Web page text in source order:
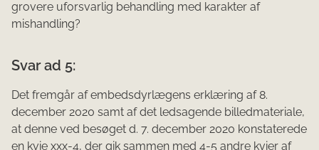
grovere uforsvarlig behandling med karakter af
mishandling?
Svar ad 5:
Det fremgår af embedsdyrlægens erklæring af 8.
december 2020 samt af det ledsagende billedmateriale,
at denne ved besøget d. 7. december 2020 konstaterede
en kvie xxx-4, der gik sammen med 4-5 andre kvier af